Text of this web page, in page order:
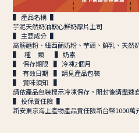
▌ 產品名稱 ▌
芋泥天然奶油軟心鮮奶厚片土司
▌ 主要成分 ▌
高筋麵粉、紐西蘭奶粉、芋頭、鮮乳、天然
▌ 種 類 ▌ 奶素
▌ 保存期限 ▌ 冷凍2個月
▌ 有效日期 ▌ 請見產品包裝
▌ 賞味須知 ▌
請依產品包裝標示冷凍保存，開封後請盡速
▌ 投保責任險 ▌
新安東京海上產物產品責任險新台幣1000萬